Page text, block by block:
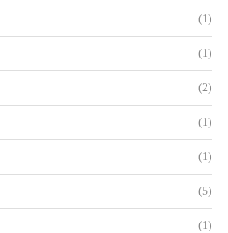
(1)
(1)
(2)
(1)
(1)
(5)
(1)